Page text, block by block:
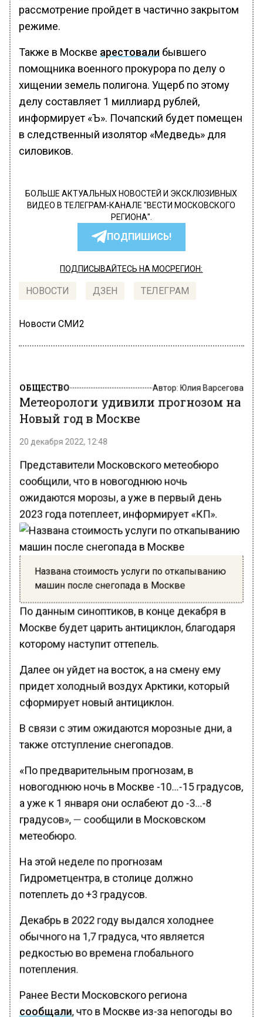
рассмотрение пройдет в частично закрытом
режиме.
Также в Москве арестовали бывшего
помощника военного прокурора по делу о
хищении земель полигона. Ущерб по этому
делу составляет 1 миллиард рублей,
информирует «Ъ». Почапский будет помещен
в следственный изолятор «Медведь» для
силовиков.
БОЛЬШЕ АКТУАЛЬНЫХ НОВОСТЕЙ И ЭКСКЛЮЗИВНЫХ
ВИДЕО В ТЕЛЕГРАМ-КАНАЛЕ "ВЕСТИ МОСКОВСКОГО
РЕГИОНА".
ПОДПИШИСЬ!
ПОДПИСЫВАЙТЕСЬ НА МОСРЕГИОН:
НОВОСТИ ДЗЕН ТЕЛЕГРАМ
Новости СМИ2
ОБЩЕСТВО Автор: Юлия Варсегова
Метеорологи удивили прогнозом на
Новый год в Москве
20 декабря 2022, 12:48
Представители Московского метеобюро
сообщили, что в новогоднюю ночь
ожидаются морозы, а уже в первый день
2023 года потеплеет, информирует «КП».
Названа стоимость услуги по откапыванию
машин после снегопада в Москве
По данным синоптиков, в конце декабря в
Москве будет царить антициклон, благодаря
которому наступит оттепель.
Далее он уйдет на восток, а на смену ему
придет холодный воздух Арктики, который
сформирует новый антициклон.
В связи с этим ожидаются морозные дни, а
также отступление снегопадов.
«По предварительным прогнозам, в
новогоднюю ночь в Москве -10…-15 градусов,
а уже к 1 января они ослабеют до -3…-8
градусов», — сообщили в Московском
метеобюро.
На этой неделе по прогнозам
Гидрометцентра, в столице должно
потеплеть до +3 градусов.
Декабрь в 2022 году выдался холоднее
обычного на 1,7 градуса, что является
редкостью во времена глобального
потепления.
Ранее Вести Московского региона
сообщали, что в Москве из-за непогоды во